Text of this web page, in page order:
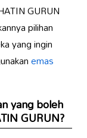
GURUN
pilihan
yang ingin
emas
yang boleh
GURUN?